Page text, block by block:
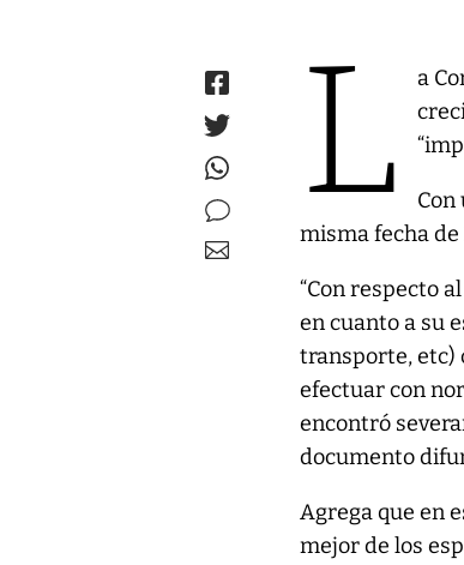
L
a
Con
misma fecha
“Con respecto
en cuanto a su
transporte, etc)
efectuar con
encontró
documento
Agrega que en
mejor de los